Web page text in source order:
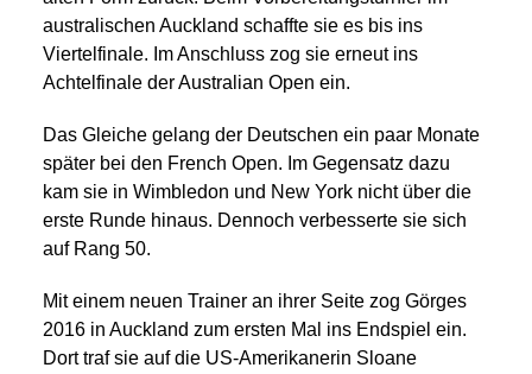
australischen Auckland schaffte sie es bis ins
Viertelfinale. Im Anschluss zog sie erneut ins
Achtelfinale der Australian Open ein.
Das Gleiche gelang der Deutschen ein paar Monate
später bei den French Open. Im Gegensatz dazu
kam sie in Wimbledon und New York nicht über die
erste Runde hinaus. Dennoch verbesserte sie sich
auf Rang 50.
Mit einem neuen Trainer an ihrer Seite zog Görges
2016 in Auckland zum ersten Mal ins Endspiel ein.
Dort traf sie auf die US-Amerikanerin Sloane